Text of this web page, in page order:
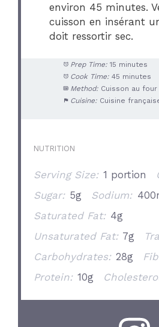
environ 45 minutes.
cuisson en insérant
doit ressortir sec.
Prep Time: 15 minutes
Cook Time: 45 minutes
Method: Cuisson au four
Cuisine: Cuisine
NUTRITION
Serving Size: 1 portion
Sugar: 5g Sodium:
Saturated Fat: 4g
Unsaturated Fat: 7g
Carbohydrates: 28g
Protein: 10g